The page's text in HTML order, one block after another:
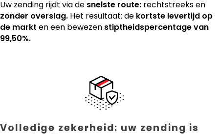
Uw zending rijdt via de snelste route: rechtstreeks en
zonder overslag. Het resultaat: de kortste levertijd op
de markt en een bewezen stiptheidspercentage van
99,50%.
Volledige zekerheid: uw zending is